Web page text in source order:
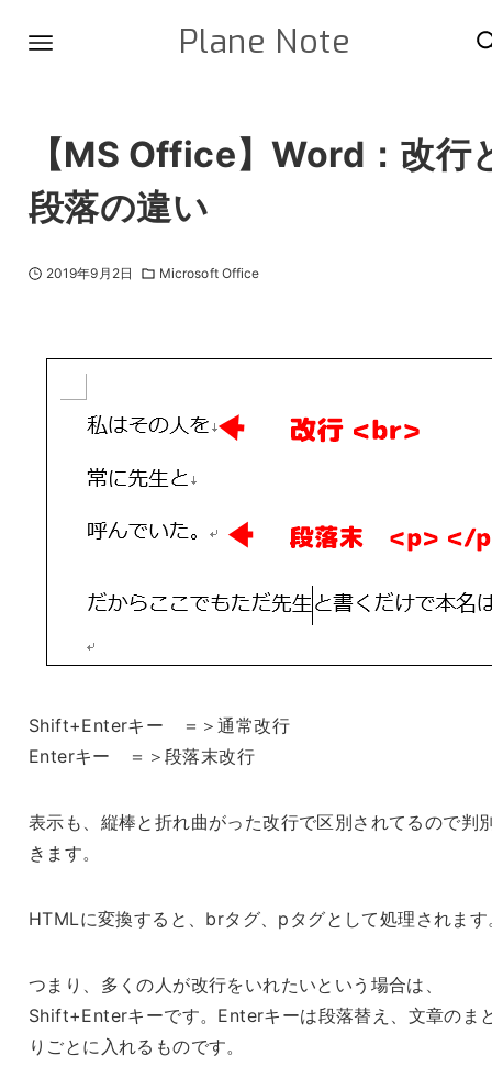
Plane Note
【MS Office】Word：改行
段落の違い
2019年9月2日 Microsoft Office
Shift+Enterキー ＝＞通常改行
Enterキー ＝＞段落末改行
表示も、縦棒と折れ曲がった改行で区別されてるので判
きます。
HTMLに変換すると、brタグ、pタグとして処理されます
つまり、多くの人が改行をいれたいという場合は、
Shift+Enterキーです。Enterキーは段落替え、文章のま
りごとに入れるものです。